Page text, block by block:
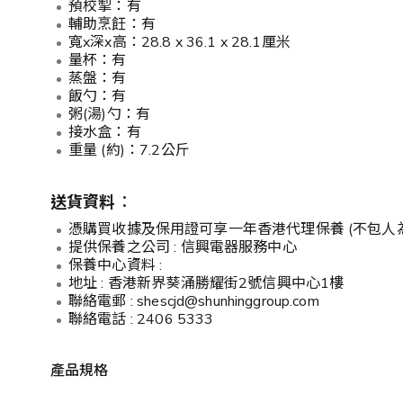
預校掣：有
輔助烹飪：有
寬x深x高：28.8 x 36.1 x 28.1厘米
量杯：有
蒸盤：有
飯勺：有
粥(湯)勺：有
接水盒：有
重量 (約)：7.2公斤
送貨資料︰
憑購買收據及保用證可享一年香港代理保養 (不包人
提供保養之公司 : 信興電器服務中心
保養中心資料 :
地址 : 香港新界葵涌勝耀街2號信興中心1樓
聯絡電郵 : shescjd@shunhinggroup.com
聯絡電話 : 2406 5333
產品規格